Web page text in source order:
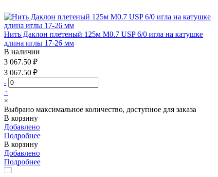
Нить Даклон плетеный 125м М0.7 USP 6/0 игла на катушке
длина иглы 17-26 мм
В наличии
3 067.50 ₽
3 067.50 ₽
-
+
×
Выбрано максимальное количество, доступное для заказа
В корзину
Добавлено
Подробнее
В корзину
Добавлено
Подробнее